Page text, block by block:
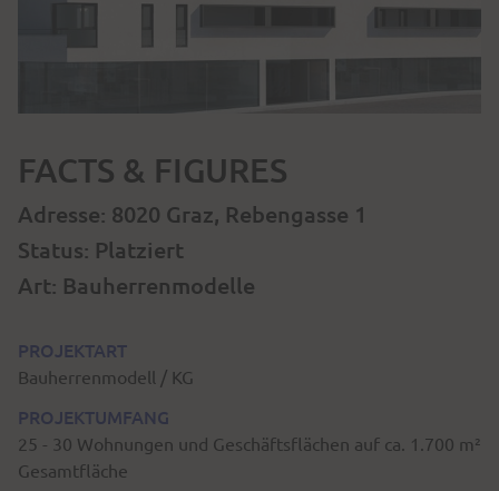
FACTS & FIGURES
Adresse: 8020 Graz, Rebengasse 1
Status: Platziert
Art: Bauherrenmodelle
PROJEKTART
Bauherrenmodell / KG
PROJEKTUMFANG
25 - 30 Wohnungen und Geschäftsflächen auf ca. 1.700 m²
Gesamtfläche